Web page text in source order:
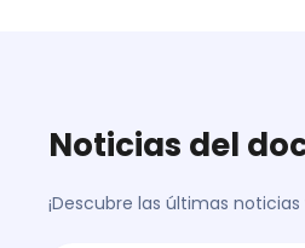
Noticias del
¡Descubre las últimas